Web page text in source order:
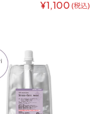
¥1,100 (税込)